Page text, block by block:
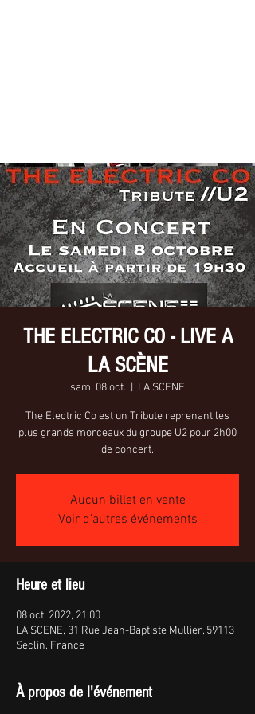
THE ELECTRIC CO - LIVE A
LA SCÈNE
sam. 08 oct. LA SCENE
The Electric Co est un Tribute reprenant les
plus grands morceaux du groupe U2 pour 2h00
de concert.
Aucun billet en vente
Voir d'autres événements
Heure et lieu
08 oct. 2022, 21:00
LA SCENE, 31 Rue Jean-Baptiste Mullier, 59113
Seclin, France
À propos de l'événement